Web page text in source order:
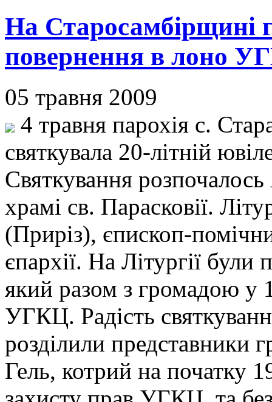
На Старосамбірщині
повернення в лоно
05 травня 2009
4 травня парохія с.
святкувала 20-літній
Святкування
храмі св. Парасковії.
(Приріз), єпископ-
єпархії. На Літургії
який разом з громадою у
УГКЦ. Радість
розділили представники
Гель, котрий на початку